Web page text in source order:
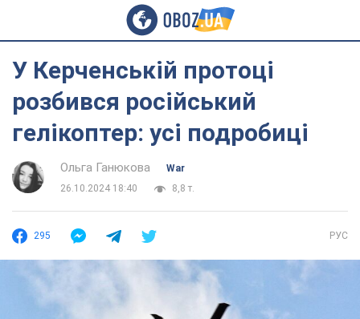
У Керченській протоці
розбився російський
гелікоптер: усі подробиці
Ольга Ганюкова
War
26.10.2024 18:40
8,8 т.
295 РУС